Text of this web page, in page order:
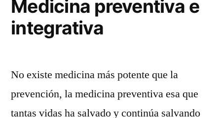
Medicina preventiva e
integrativa
No existe medicina más potente que la
prevención, la medicina preventiva esa que
tantas vidas ha salvado y continúa salvando